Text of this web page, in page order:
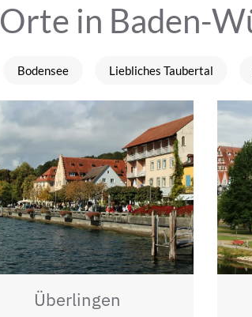
Orte in Baden-
Bodensee Liebliches Taubertal
Überlingen